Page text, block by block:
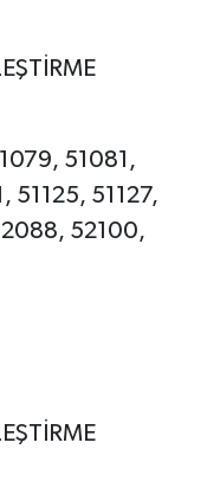
51081,
51125, 51127,
52100,